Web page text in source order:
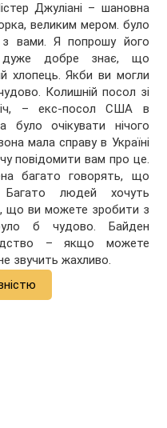
Джуліані – шановна
великим мером. було
вами. Я попрошу його
дуже добре знає, що
хлопець. Якби ви могли
Колишній посол зі
– екс-посол США в
було очікувати нічого
мала справу в Україні
повідомити вам про це.
багато говорять, що
Багато людей хочуть
що ви можете зробити з
б чудово. Байден
– якщо можете
звучить жахливо.